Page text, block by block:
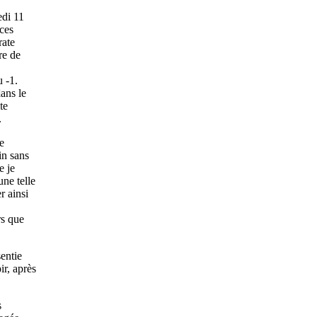
11
de
-1.
le
sans
je
telle
ainsi
que
après